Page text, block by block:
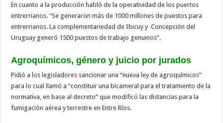
En cuanto a la producción habló de la operatividad de los puertos
entrerrianos. “Se generaron más de 1000 millones de puestos para
entrerrianos. La complementariedad de Ibicuy y Concepción del
Uruguay generó 1500 puestos de trabajo genuinos”.
Agroquímicos, género y juicio por jurados
Pidió a los legisladores sancionar una “nueva ley de agroquímicos”
para lo cual llamó a “constituir una bicameral para el tratamiento de la
normativa, en base al decreto” que modificó las distancias para la
fumigación aérea y terrestre en Entre Ríos.